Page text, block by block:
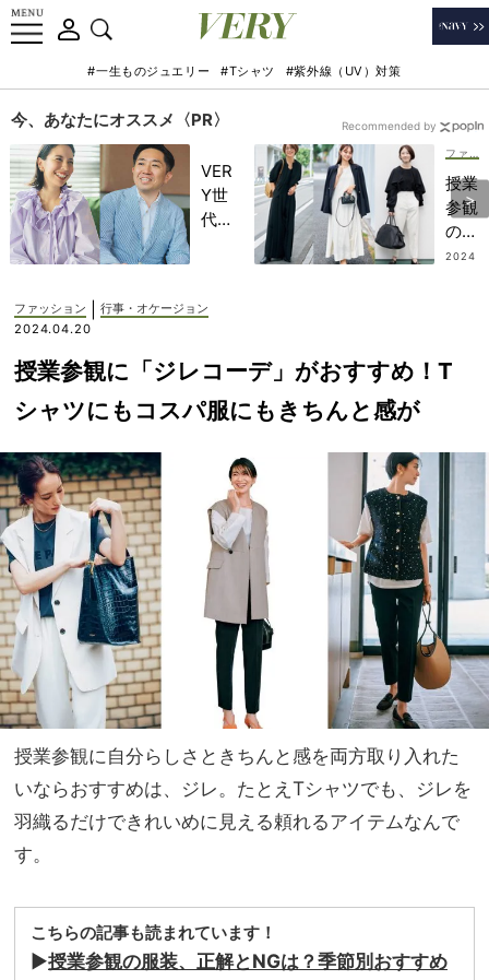
#一生ものジュエリー #Tシャツ #紫外線（UV）対策
今、あなたにオススメ〈PR〉
VER
Y世
代が
田内
んと
考え
る
今、
NO
T A
HO
TEL
な
の？
」
授業
参観
の服
装、
季節
めコ
2024
Recommended by
ファッション
行事・オケージョン
2024.04.20
授業参観に「ジレコーデ」がおすすめ！T
シャツにもコスパ服にもきちんと感が
授業参観に自分らしさときちんと感を両方取り入れた
いならおすすめは、ジレ。たとえTシャツでも、ジレを
羽織るだけできれいめに見える頼れるアイテムなんで
す。
こちらの記事も読まれています！
▶︎授業参観の服装、正解とNGは？季節別おすすめ